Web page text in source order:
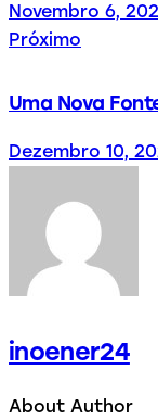
Novembro 6,
Próximo
Uma Nova
Dezembro 10,
inoener24
About Author